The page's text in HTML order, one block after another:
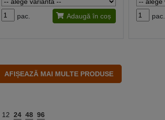
pac. Adaugă în coș pac.
12 24 48 96